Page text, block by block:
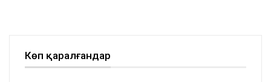
Көп қаралғандар